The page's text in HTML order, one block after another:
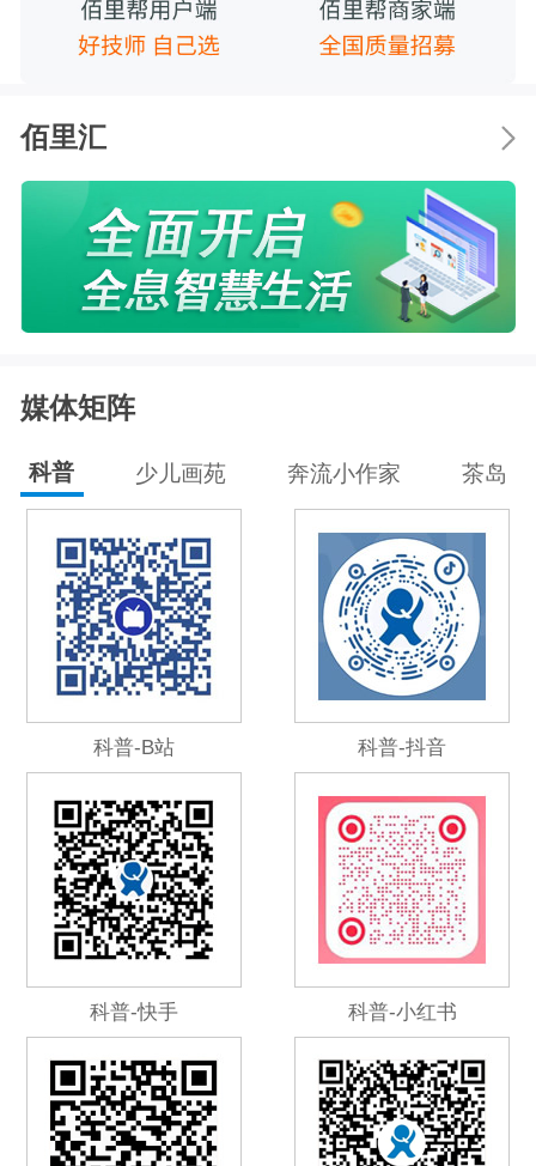
佰里汇
媒体矩阵
科普 少儿画苑 奔流小作家 茶岛
科普-B站 科普-抖音
科普-快手 科普-小红书